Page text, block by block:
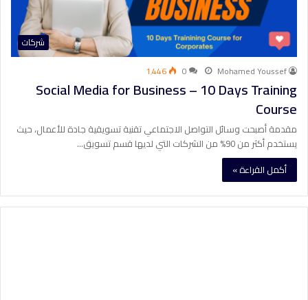
شركات
Mohamed Youssef
0 1٬446
Social Media for Business – 10 Days Training
Course
مقدمة أصبحت وسائل التواصل الاجتماعي تقنية تسويقية جادة للأعمال، حيث
يستخدم أكثر من 90% من الشركات التي لديها قسم تسويق…
أكمل القراءة »